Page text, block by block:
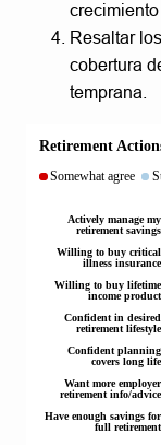
Resaltar
cobertura
temprana.